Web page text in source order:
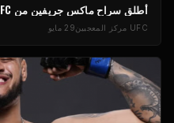
أطلق سراح ماكس جريفين من
UFC مركز المعجبين29 مايو